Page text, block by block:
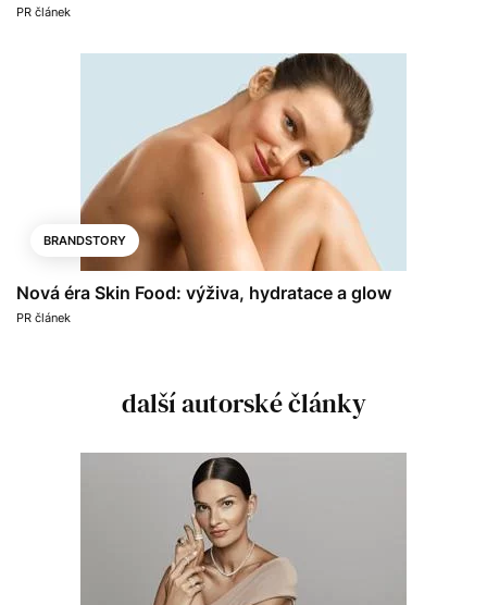
PR článek
BRANDSTORY
Nová éra Skin Food: výživa, hydratace a glow
PR článek
další autorské články